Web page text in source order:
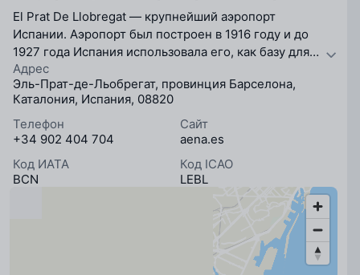
El Prat De Llobregat — крупнейший аэропорт
Испании. Аэропорт был построен в 1916 году и до
1927 года Испания использовала его, как базу для
военно-морского флота. Сегодня аэропорт состоит
из трех терминалов. С 2006 года аэропорт
обслюживает ежегодно свыше 30 млн пассажиров.
К 2012 году планируется построить еще один
терминал с пропускной способностью за год свыше
70 млн. человек.
Адрес
Эль-Прат-де-Льобрегат, провинция Барселона,
Каталония, Испания, 08820
Телефон
+34 902 404 704
Сайт
aena.es
Код ИАТА
BCN
Код ICAO
LEBL